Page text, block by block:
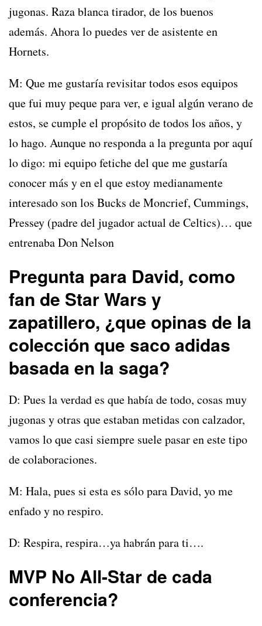
jugonas. Raza blanca tirador, de los buenos
además. Ahora lo puedes ver de asistente en
Hornets.
M: Que me gustaría revisitar todos esos equipos
que fui muy peque para ver, e igual algún verano de
estos, se cumple el propósito de todos los años, y
lo hago. Aunque no responda a la pregunta por aquí
lo digo: mi equipo fetiche del que me gustaría
conocer más y en el que estoy medianamente
interesado son los Bucks de Moncrief, Cummings,
Pressey (padre del jugador actual de Celtics)… que
entrenaba Don Nelson
Pregunta para David, como
fan de Star Wars y
zapatillero, ¿que opinas de la
colección que saco adidas
basada en la saga?
D: Pues la verdad es que había de todo, cosas muy
jugonas y otras que estaban metidas con calzador,
vamos lo que casi siempre suele pasar en este tipo
de colaboraciones.
M: Hala, pues si esta es sólo para David, yo me
enfado y no respiro.
D: Respira, respira…ya habrán para ti….
MVP No All-Star de cada
conferencia?